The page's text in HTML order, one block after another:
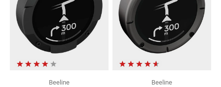
Beeline
Beeline